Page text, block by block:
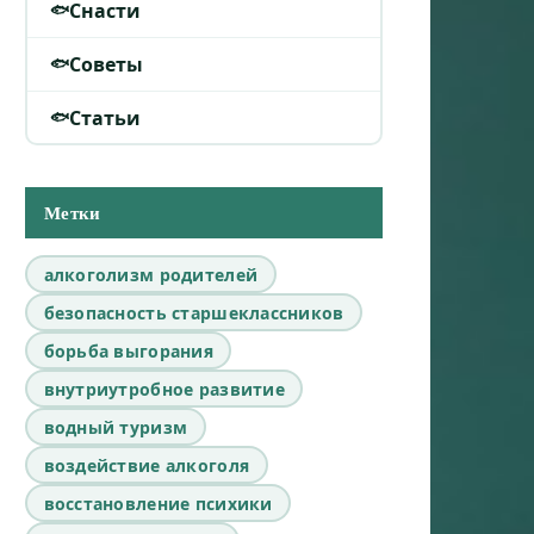
Снасти
Советы
Статьи
Метки
алкоголизм родителей
безопасность старшеклассников
борьба выгорания
внутриутробное развитие
водный туризм
воздействие алкоголя
восстановление психики